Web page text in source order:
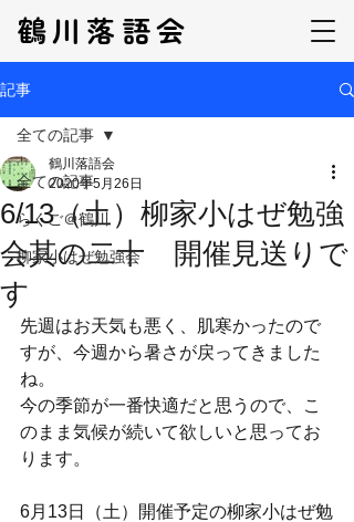
鶴川落語会
記事
全ての記事
らくご＠鶴川
柳家小はぜ勉強会
全ての記事
6/13（土）柳家小はぜ勉強
会其の二十 開催見送りで
す
鶴川落語会
2020年5月26日
先週はお天気も悪く、肌寒かったので
すが、今週から暑さが戻ってきました
ね。
今の季節が一番快適だと思うので、こ
のまま気候が続いて欲しいと思ってお
ります。
6月13日（土）開催予定の柳家小はぜ勉